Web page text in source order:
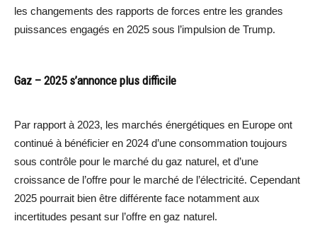
les changements des rapports de forces entre les grandes
puissances engagés en 2025 sous l’impulsion de Trump.
Gaz – 2025 s’annonce plus difficile
Par rapport à 2023, les marchés énergétiques en Europe ont
continué à bénéficier en 2024 d’une consommation toujours
sous contrôle pour le marché du gaz naturel, et d’une
croissance de l’offre pour le marché de l’électricité. Cependant
2025 pourrait bien être différente face notamment aux
incertitudes pesant sur l’offre en gaz naturel.